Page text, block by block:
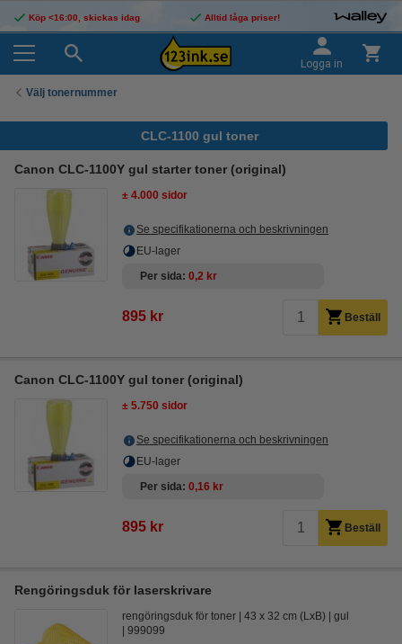
Köp <16:00, skickas idag Alltid låga priser!
Logga in
Välj tonernummer
CLC-1100 gul toner
Canon CLC-1100Y gul starter toner (original)
± 4.000 sidor
Se specifikationerna och beskrivningen
EU-lager
Per sida 0,2 kr
895 kr Beställ
Canon CLC-1100Y gul toner (original)
± 5.750 sidor
Se specifikationerna och beskrivningen
EU-lager
Per sida 0,16 kr
895 kr Beställ
Rengöringsduk för laserskrivare
rengöringsduk för toner 43 x 32 cm (LxB)
gul
999099